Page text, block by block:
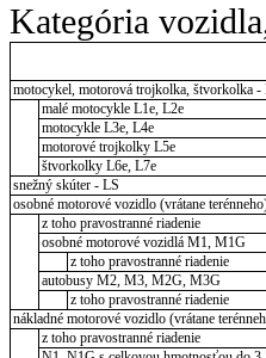
Kategória
motocykel, motorová trojkolka, štvorkolka -
malé motocykle L1e, L2e
motocykle L3e, L4e
motorové trojkolky L5e
štvorkolky L6e, L7e
snežný skúter - LS
osobné motorové vozidlo (vrátane
z toho pravostranné riadenie
osobné motorové vozidlá M1, M1G
z toho pravostranné riadenie
autobusy M2, M3, M2G, M3G
z toho pravostranné riadenie
nákladné motorové vozidlo (vrátane
z toho pravostranné riadenie